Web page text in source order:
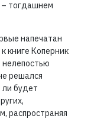
напечатан
книге Коперник
решался
ли будет
распространяя